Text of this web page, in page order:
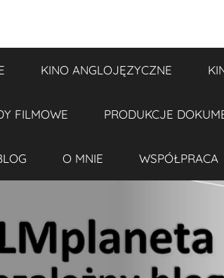
KINO ANGLOJĘZYCZNE
FILMOWE PRODUKCJE
O MNIE WSPÓŁPRACA